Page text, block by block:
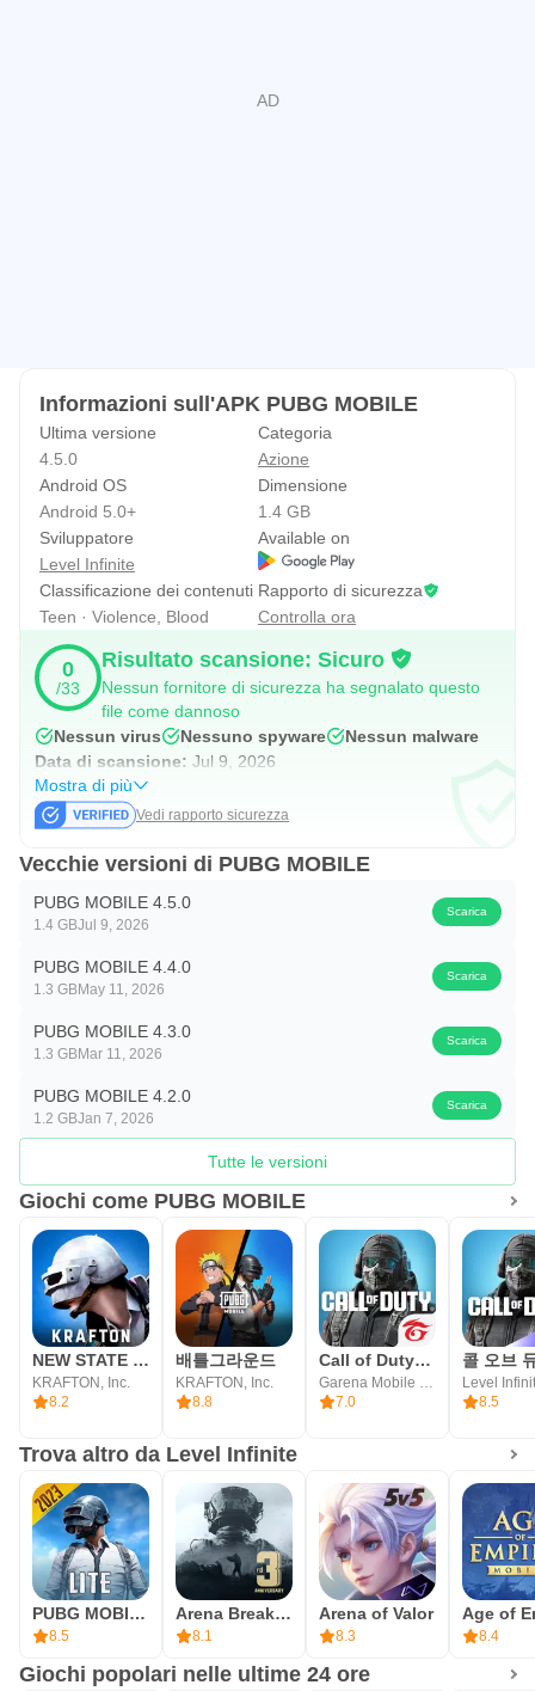
Informazioni sull'APK PUBG MOBILE
Ultima versione
4.5.0
Categoria
Azione
Android OS
Android 5.0+
Dimensione
1.4 GB
Sviluppatore
Level Infinite
Available on
Classificazione dei contenuti
Teen · Violence, Blood
Rapporto di sicurezza
Controlla ora
0
/33
Risultato scansione: Sicuro
Nessun fornitore di sicurezza ha segnalato questo
file come dannoso
Nessun virus
Nessuno spyware
Nessun malware
Data di scansione: Jul 9, 2026
Mostra di più
Vedi rapporto sicurezza
Vecchie versioni di PUBG MOBILE
PUBG MOBILE 4.5.0
1.4 GBJul 9, 2026
Scarica
PUBG MOBILE 4.4.0
1.3 GBMay 11, 2026
Scarica
PUBG MOBILE 4.3.0
1.3 GBMar 11, 2026
Scarica
PUBG MOBILE 4.2.0
1.2 GBJan 7, 2026
Scarica
Tutte le versioni
Giochi come PUBG MOBILE
NEW STATE : NEW ERA OF BR
KRAFTON, Inc.
8.2
배틀그라운드
KRAFTON, Inc.
8.8
Call of Duty®: Mobile - Garena
7.0
Level
8.5
Trova altro da Level Infinite
PUBG MOBILE LITE
8.5
Arena Breakout: Realistic FPS
8.1
Arena of Valor
8.3 8.4
Giochi popolari nelle ultime 24 ore